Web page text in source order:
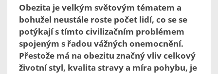
Obezita je velkým světovým tématem a
bohužel neustále roste počet lidí, co se se
potýkají s tímto civilizačním problémem
spojeným s řadou vážných onemocnění.
Přestože má na obezitu značný vliv celkový
životní styl, kvalita stravy a míra pohybu, je